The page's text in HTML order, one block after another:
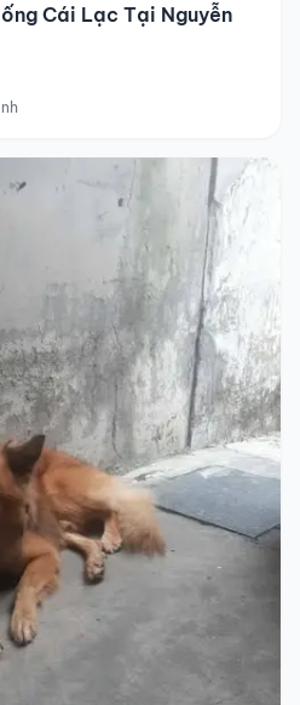
Cái Lạc Tại Nguyễn